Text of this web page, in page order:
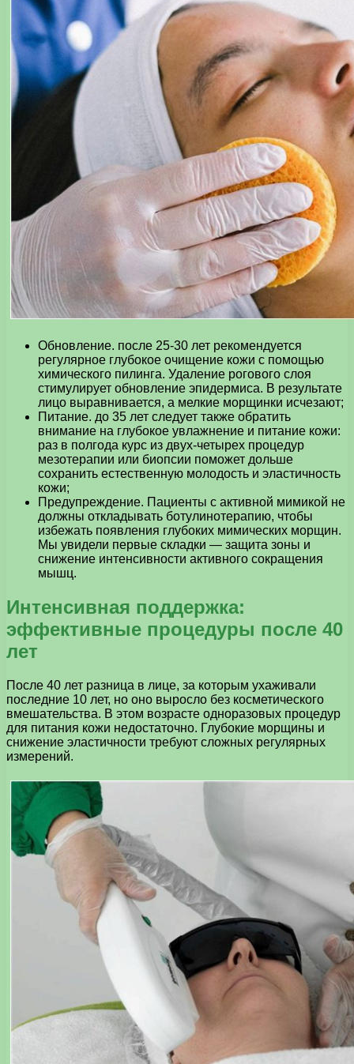
Обновление. после 25-30 лет рекомендуется
регулярное глубокое очищение кожи с помощью
химического пилинга. Удаление рогового слоя
стимулирует обновление эпидермиса. В результате
лицо выравнивается, а мелкие морщинки исчезают;
Питание. до 35 лет следует также обратить
внимание на глубокое увлажнение и питание кожи:
раз в полгода курс из двух-четырех процедур
мезотерапии или биопсии поможет дольше
сохранить естественную молодость и эластичность
кожи;
Предупреждение. Пациенты с активной мимикой не
должны откладывать ботулинотерапию, чтобы
избежать появления глубоких мимических морщин.
Мы увидели первые складки — защита зоны и
снижение интенсивности активного сокращения
мышц.
Интенсивная поддержка:
эффективные процедуры после 40
лет
После 40 лет разница в лице, за которым ухаживали
последние 10 лет, но оно выросло без косметического
вмешательства. В этом возрасте одноразовых процедур
для питания кожи недостаточно. Глубокие морщины и
снижение эластичности требуют сложных регулярных
измерений.